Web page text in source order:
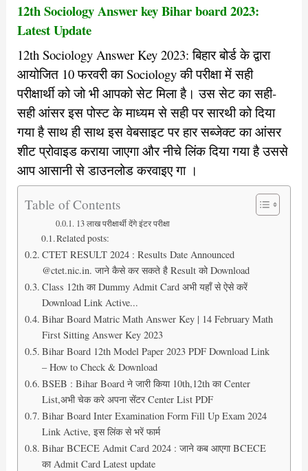
12th Sociology Answer key Bihar board 2023:
Latest Update
12th Sociology Answer Key 2023: बिहार बोर्ड के द्वारा
आयोजित 10 फरवरी का Sociology की परीक्षा में सही
परीक्षार्थी को जो भी आपको सेट मिला है। उस सेट का सही-
सही आंसर इस पोस्ट के माध्यम से सही पर सारथी को दिया
गया है साथ ही साथ इस वेबसाइट पर हार सब्जेक्ट का आंसर
शीट प्रोवाइड कराया जाएगा और नीचे लिंक दिया गया है उससे
आप आसानी से डाउनलोड करवाइए गा ।
Table of Contents
13 लाख परीक्षार्थी देंगे इंटर परीक्षा
Related posts:
CTET RESULT 2024 : Results Date Announced
@ctet.nic.in. जाने कैसे कर सकते है Result को Download
Class 12th का Dummy Admit Card अभी यहाँ से ऐसे करें
Download Link Active...
Bihar Board Matric Math Answer Key | 14 February Math
First Sitting Answer Key 2023
Bihar Board 12th Model Paper 2023 PDF Download Link
– How to Check & Download
BSEB : Bihar Board ने जारी किया 10th,12th का Center
List,अभी चेक करे अपना सेंटर Center List PDF
Bihar Board Inter Examination Form Fill Up Exam 2024
Link Active, इस लिंक से भरें फार्म
Bihar BCECE Admit Card 2024 : जाने कब आएगा BCECE
का Admit Card Latest update